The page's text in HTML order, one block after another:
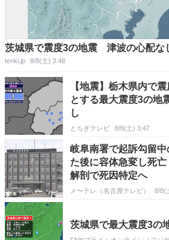
茨城県で震度3の地震 津波の心配な
tenki.jp 8/8(土) 3:48
【地震】栃木県内で
とする最大震度3の地
し
とちぎテレビ 8/8(土) 3:47
岐阜南署で起訴勾留
た後に容体急変し死
解剖で死因特定へ
メ〜テレ（名古屋テレビ） 8/8(
茨城県で最大震度3